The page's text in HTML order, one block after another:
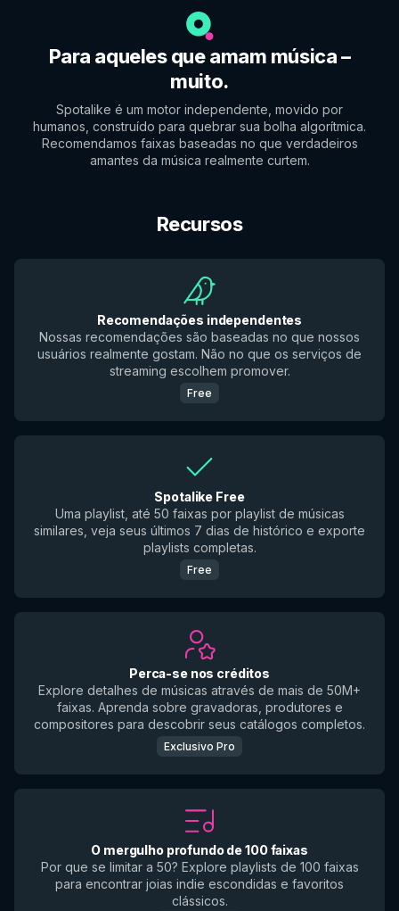
Para aqueles que amam música –
muito.
Spotalike é um motor independente, movido por
humanos, construído para quebrar sua bolha algorítmica.
Recomendamos faixas baseadas no que verdadeiros
amantes da música realmente curtem.
Recursos
Recomendações independentes
Nossas recomendações são baseadas no que nossos
usuários realmente gostam. Não no que os serviços de
streaming escolhem promover.
Free
Spotalike Free
Uma playlist, até 50 faixas por playlist de músicas
similares, veja seus últimos 7 dias de histórico e exporte
playlists completas.
Free
Perca-se nos créditos
Explore detalhes de músicas através de mais de 50M+
faixas. Aprenda sobre gravadoras, produtores e
compositores para descobrir seus catálogos completos.
Exclusivo Pro
O mergulho profundo de 100 faixas
Por que se limitar a 50? Explore playlists de 100 faixas
para encontrar joias indie escondidas e favoritos
clássicos.